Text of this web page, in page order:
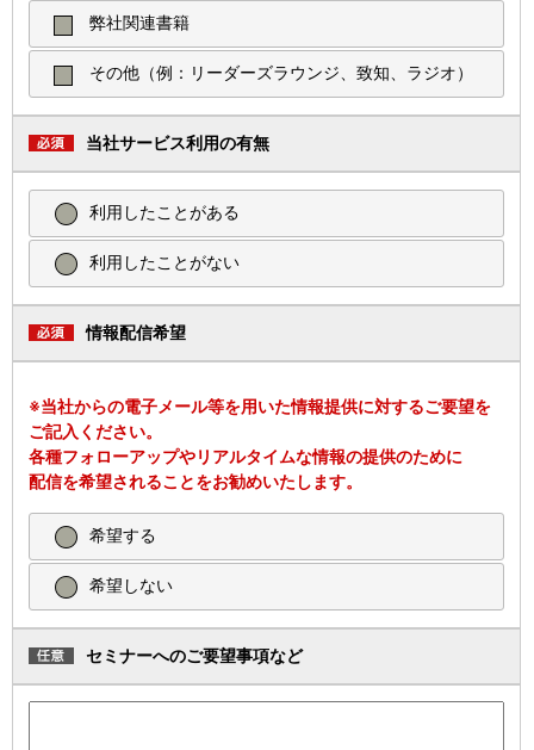
弊社関連書籍
その他（例：リーダーズラウンジ、致知、ラジオ）
当社サービス利用の有無
利用したことがある
利用したことがない
情報配信希望
※当社からの電子メール等を用いた情報提供に対するご要望を
ご記入ください。
各種フォローアップやリアルタイムな情報の提供のために
配信を希望されることをお勧めいたします。
希望する
希望しない
セミナーへのご要望事項など